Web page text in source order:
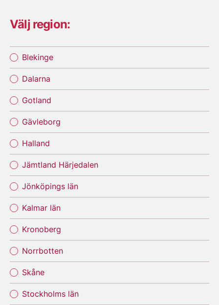
Välj region:
Blekinge
Dalarna
Gotland
Gävleborg
Halland
Jämtland Härjedalen
Jönköpings län
Kalmar län
Kronoberg
Norrbotten
Skåne
Stockholms län